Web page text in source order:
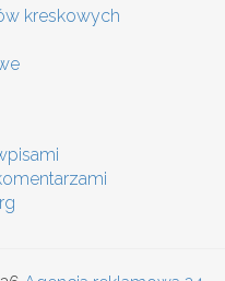
kreskowych